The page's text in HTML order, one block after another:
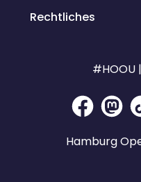
Rechtliches
#HOOU
Hamburg